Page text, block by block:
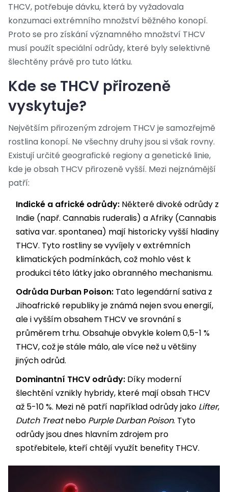
THCV, potřebuje dávku, která by vyžadovala
konzumaci extrémního množství běžného konopí.
Proto se pro získání významného množství THCV
musí použít speciální odrůdy, které byly selektivně
šlechtěny právě pro tuto látku.
Kde se THCV přirozeně
vyskytuje?
Největším přirozeným zdrojem THCV je samozřejmě
rostlina konopí. Ne všechny druhy jsou si však rovny.
Existují určité geografické regiony a genetické linie,
kde je obsah THCV přirozeně vyšší. Mezi nejznámější
patří:
Indické a africké odrůdy: Některé divoké odrůdy z
Indie (např. Cannabis ruderalis) a Afriky (Cannabis
sativa var. spontanea) mají historicky vyšší hladiny
THCV. Tyto rostliny se vyvíjely v extrémních
klimatických podmínkách, což mohlo vést k
produkci této látky jako obranného mechanismu.
Odrůda Durban Poison: Tato legendární sativa z
Jihoafrické republiky je známá nejen svou energií,
ale i vyšším obsahem THCV ve srovnání s
průměrem trhu. Obsahuje obvykle kolem 0,5-1 %
THCV, což je stále málo, ale více než u většiny
jiných odrůd.
Dominantní THCV odrůdy: Díky moderní
šlechtění vznikly hybridy, které mají obsah THCV
až 5-10 %. Mezi ně patří například odrůdy jako Lifter,
Dutch Treatnebo Purple Durban Poison. Tyto
odrůdy jsou dnes hlavním zdrojem pro
spotřebitele, kteří chtějí využít benefity THCV.